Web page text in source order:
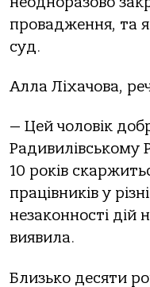
провадження, та
суд.
Алла Ліхачова,
— Цей чоловік
10 років
працівників у
незаконності дій
виявила.
Близько десяти